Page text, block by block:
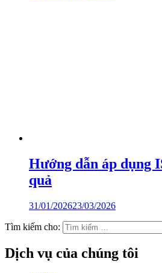
Hướng dẫn áp dụng
quả
31/01/202623/03/2026
Tìm kiếm cho:
Dịch vụ của chúng tôi